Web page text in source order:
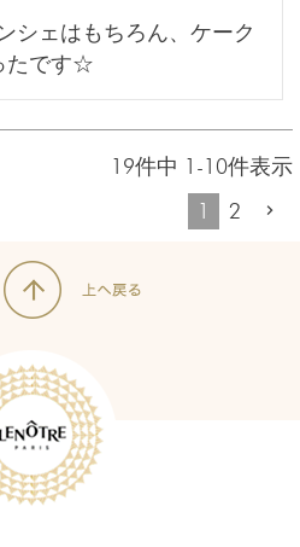
シェはもちろん、ケーク
たです☆
19件中 1 -10件表示
1
2